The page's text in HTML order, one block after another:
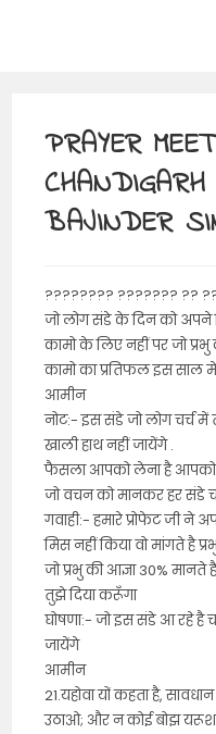
PRAYER
BAJINDER
???????? ??????? ??
जो लोग संडे के दिन को अपने
कामो के लिए नहीं पर जो
कामो का प्रतिफल इस साल
आमीन
नोट:- इस संडे जो लोग चर्च
खाली हाथ नहीं जायेंगे .
फैसला आपको लेना है आपको
जो वचन को मानकर हर संडे
गवाही:- हमारे प्रोफेट जी ने
मिस नहीं किया वो मांगते है
जो प्रभु की आज्ञा 30%
तुझे दिया करूँगा
घोषणा:- जो इस संडे आ रहे है
जायेंगे
आमीन
21.यहोवा यों कहता है,
उठाओ; और न कोई बोझ